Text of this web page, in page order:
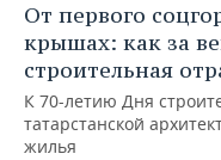
От первого
крышах: как за
строительная
К 70-летию Дня
татарстанской
жилья